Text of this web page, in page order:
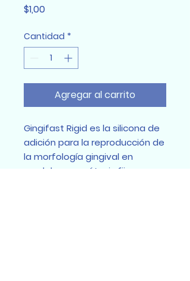
$1,00Precio
Cantidad *
Agregar al carrito
Gingifast Rigid es la silicona de
adición para la reproducción de
la morfología gingival en
modelos en prótesis fijas e